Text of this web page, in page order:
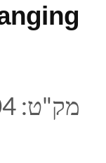
מק"ט: